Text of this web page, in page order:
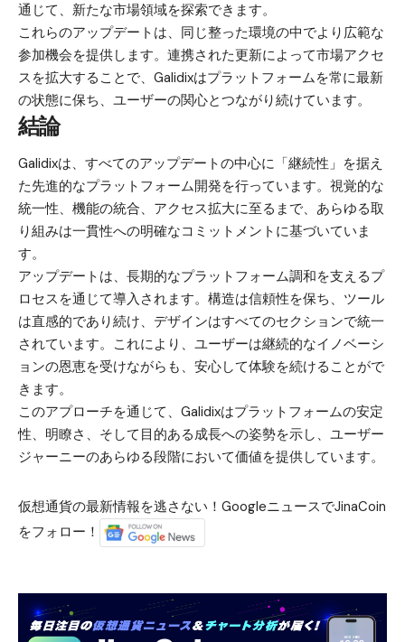
通じて、新たな市場領域を探索できます。
これらのアップデートは、同じ整った環境の中でより広範な
参加機会を提供します。連携された更新によって市場アクセ
スを拡大することで、Galidixはプラットフォームを常に最新
の状態に保ち、ユーザーの関心とつながり続けています。
結論
Galidixは、すべてのアップデートの中心に「継続性」を据え
た先進的なプラットフォーム開発を行っています。視覚的な
統一性、機能の統合、アクセス拡大に至るまで、あらゆる取
り組みは一貫性への明確なコミットメントに基づいていま
す。
アップデートは、長期的なプラットフォーム調和を支えるプ
ロセスを通じて導入されます。構造は信頼性を保ち、ツール
は直感的であり続け、デザインはすべてのセクションで統一
されています。これにより、ユーザーは継続的なイノベーシ
ョンの恩恵を受けながらも、安心して体験を続けることがで
きます。
このアプローチを通じて、Galidixはプラットフォームの安定
性、明瞭さ、そして目的ある成長への姿勢を示し、ユーザー
ジャーニーのあらゆる段階において価値を提供しています。
仮想通貨の最新情報を逃さない！GoogleニュースでJinaCoin
をフォロー！